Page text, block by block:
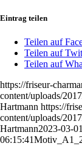
Eintrag teilen
Teilen auf
Teilen auf
Teilen auf
https://friseur-
content/uploads/
Hartmann https://
content/uploads/
Hartmann2023-03-
06:15:41